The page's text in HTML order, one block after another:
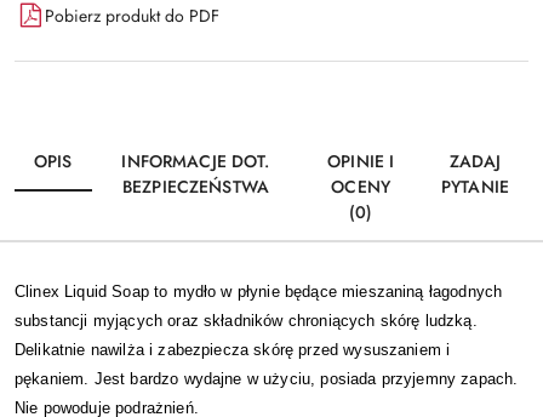
Pobierz produkt do PDF
OPIS
INFORMACJE DOT.
BEZPIECZEŃSTWA
OPINIE I
OCENY
(0)
ZADAJ
PYTANIE
Clinex Liquid Soap to mydło w płynie będące mieszaniną łagodnych
substancji myjących oraz składników chroniących skórę ludzką.
Delikatnie nawilża i zabezpiecza skórę przed wysuszaniem i
pękaniem. Jest bardzo wydajne w użyciu, posiada przyjemny zapach.
Nie powoduje podrażnień.